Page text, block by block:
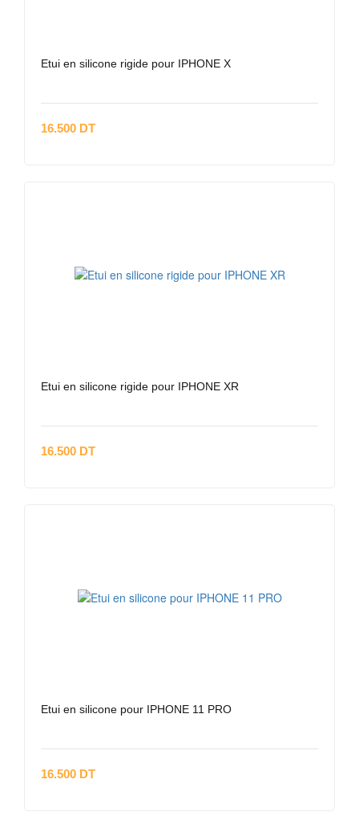
Etui en silicone rigide pour IPHONE X
16.500 DT
Etui en silicone rigide pour IPHONE XR
16.500 DT
Etui en silicone pour IPHONE 11 PRO
16.500 DT